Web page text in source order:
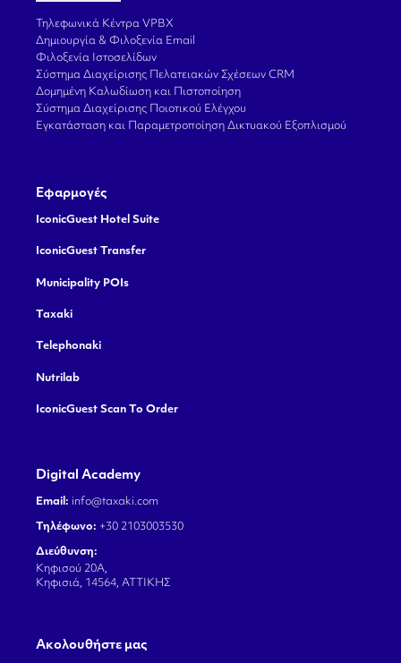
Τηλεφωνικά Κέντρα VPBX
Δημιουργία & Φιλοξενία Email
Φιλοξενία Ιστοσελίδων
Σύστημα Διαχείρισης Πελατειακών Σχέσεων CRM
Δομημένη Καλωδίωση και Πιστοποίηση
Σύστημα Διαχείρισης Ποιοτικού Ελέγχου
Εγκατάσταση και Παραμετροποίηση Δικτυακού Εξοπλισμού
Εφαρμογές
IconicGuest Hotel Suite
IconicGuest Transfer
Municipality POIs
Taxaki
Telephonaki
Nutrilab
IconicGuest Scan To Order
Digital Academy
Email: info@taxaki.com
Τηλέφωνο: +30 2103003530
Διεύθυνση:
Κηφισού 20Α,
Κηφισιά, 14564, ΑΤΤΙΚΗΣ
Aκολουθήστε μας